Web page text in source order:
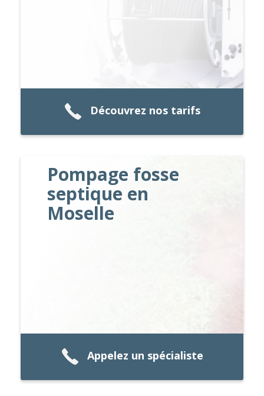
Découvrez nos tarifs
Pompage fosse
septique en
Moselle
Appelez un spécialiste